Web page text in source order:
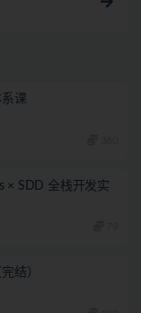
课
× SDD 全栈开发实
结）